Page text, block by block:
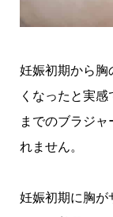
妊娠初期から胸
くなったと実
までのブラジ
れません。
妊娠初期に胸が